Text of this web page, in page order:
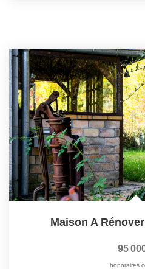
Maison A Rénover
95
honoraires